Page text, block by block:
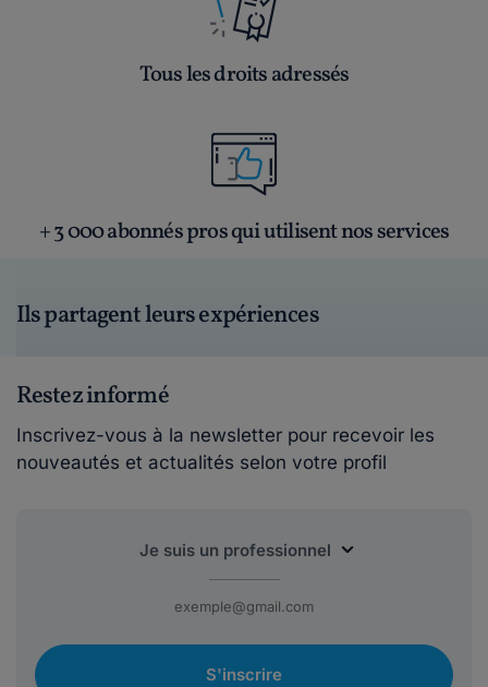
Tous les droits adressés
+ 3 000 abonnés pros qui utilisent nos services
Ils partagent leurs expériences
Restez informé
Inscrivez-vous à la newsletter pour recevoir les
nouveautés et actualités selon votre profil
S'inscrire